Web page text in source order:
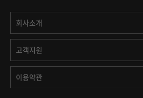
회사소개
고객지원
이용약관